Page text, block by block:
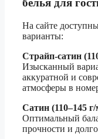
белья для
На сайте
варианты:
Страйп-сатин
Изысканный
аккуратной и
атмосферы в
Сатин (110–145 г/
Оптимальный
прочности и